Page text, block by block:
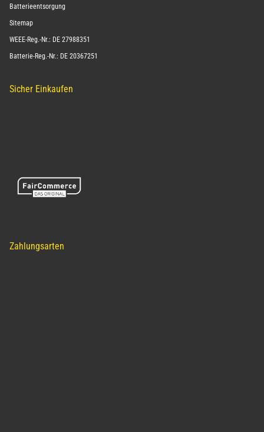
Batterieentsorgung
Sitemap
WEEE-Reg.-Nr.: DE 27988351
Batterie-Reg.-Nr.: DE 20367251
Sicher Einkaufen
Zahlungsarten